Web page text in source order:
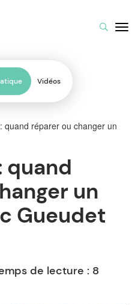
Vidéos
quand réparer ou changer un
quand
un
Gueudet
de lecture : 8